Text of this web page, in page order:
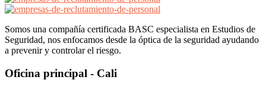
Somos una compañía certificada BASC especialista en Estudios de
Seguridad, nos enfocamos desde la óptica de la seguridad ayudando
a prevenir y controlar el riesgo.
Oficina principal - Cali